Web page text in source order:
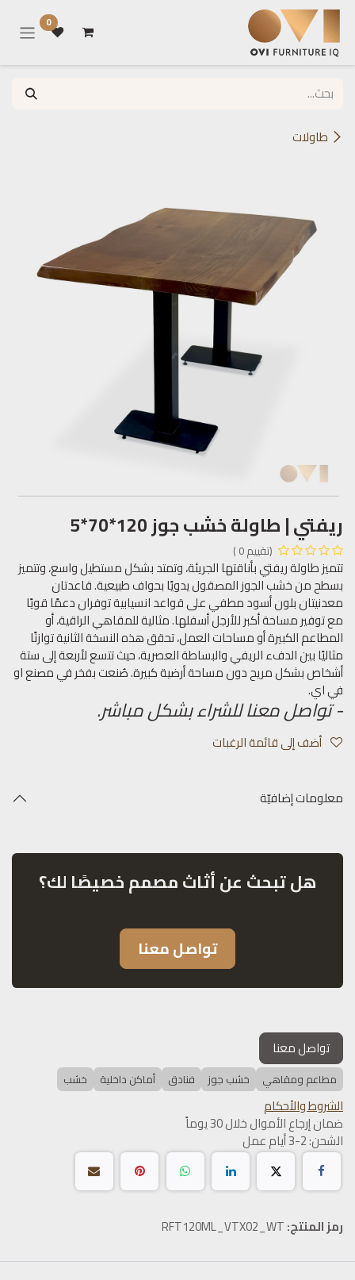
تخطي للذهاب إلى المحتوى
0
طاولات
ريفتي | طاولة خشب جوز 120*70*5
(تقييم 0 )
تتميز طاولة ريفتي بأناقتها الجريئة، وتمتد بشكل مستطيل واسع، وتتميز
بسطح من خشب الجوز المصقول يدويًا بحواف طبيعية. قاعدتان
معدنيتان بلون أسود مطفي على قواعد انسيابية توفران دعمًا قويًا
مع توفير مساحة أكبر للأرجل أسفلها. مثالية للمقاهي الراقية، أو
المطاعم الكبيرة أو مساحات العمل، تحقق هذه النسخة الثانية توازنًا
مثاليًا بين الدفء الريفي والبساطة العصرية، حيث تتسع لأربعة إلى ستة
أشخاص بشكل مريح دون مساحة أرضية كبيرة. صُنعت بفخر في مصنع او
في اي.
- تواصل معنا للشراء بشكل مباشر.
أضف إلى قائمة الرغبات
معلومات إضافيّة
هل تبحث عن أثاث مصمم خصيصًا لك؟
تواصل معنا
تواصل معنا
مطاعم ومقاهي خشب جوز فنادق أماكن داخلية خشب
الشروط والأحكام
ضمان إرجاع الأموال خلال 30 يوماً
الشحن: 2-3 أيام عمل
رمز المنتج:RFT120ML_VTX02_WT